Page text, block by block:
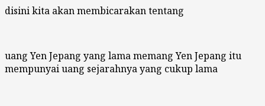
disini kita akan membicarakan tentang
uang Yen Jepang yang lama memang Yen Jepang itu
mempunyai uang sejarahnya yang cukup lama